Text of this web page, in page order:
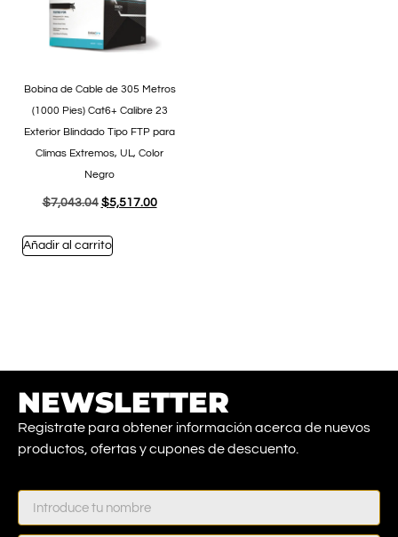
Bobina de Cable de 305 Metros
(1000 Pies) Cat6+ Calibre 23
Exterior Blindado Tipo FTP para
Climas Extremos, UL, Color
Negro
$7,043.04 $5,517.00
Añadir al carrito
NEWSLETTER
Registrate para obtener información acerca de nuevos
productos, ofertas y cupones de descuento.